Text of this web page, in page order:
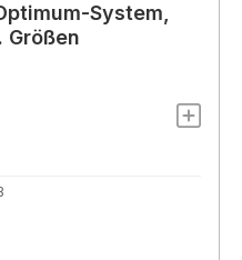
System,
Größen